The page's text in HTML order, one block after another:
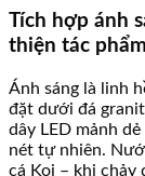
Tích hợp ánh
thiện tác phẩm
Ánh sáng là linh
đặt dưới đá
dây LED mảnh
nét tự nhiên.
cá Koi – khi chảy